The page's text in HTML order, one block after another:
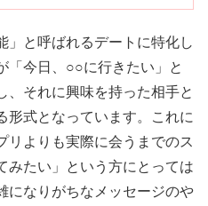
」と呼ばれるデートに特化し
「今日、○○に行きたい」と
、それに興味を持った相手と
形式となっています。これに
リよりも実際に会うまでのス
みたい」という方にとっては
になりがちなメッセージのや